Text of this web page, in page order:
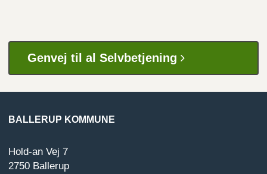
Genvej til al Selvbetjening
BALLERUP KOMMUNE
Hold-an Vej 7
2750 Ballerup